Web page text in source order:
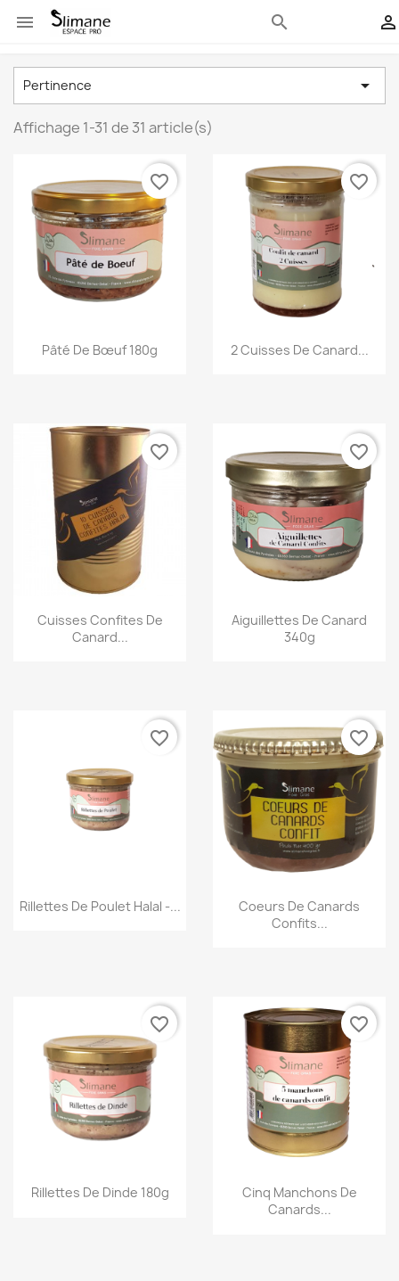
 
search
Pertinence 
Affichage 1-31 de 31 article(s)

Aperçu rapide
Pâté De Bœuf 180g
favorite_border

Aperçu rapide
2 Cuisses De Canard...
favorite_border

Aperçu rapide
Cuisses Confites De
Canard...
favorite_border

Aperçu rapide
Aiguillettes De Canard
340g
favorite_border

Aperçu rapide
Rillettes De Poulet Halal -...
favorite_border

Aperçu rapide
Coeurs De Canards
Confits...
favorite_border

Aperçu rapide
Rillettes De Dinde 180g
favorite_border

Aperçu rapide
Cinq Manchons De
Canards...
favorite_border






















